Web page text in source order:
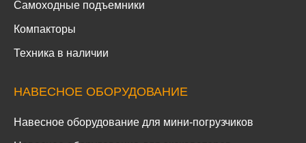
Самоходные подъемники
Компакторы
Техника в наличии
НАВЕСНОЕ ОБОРУДОВАНИЕ
Навесное оборудование для мини-погрузчиков